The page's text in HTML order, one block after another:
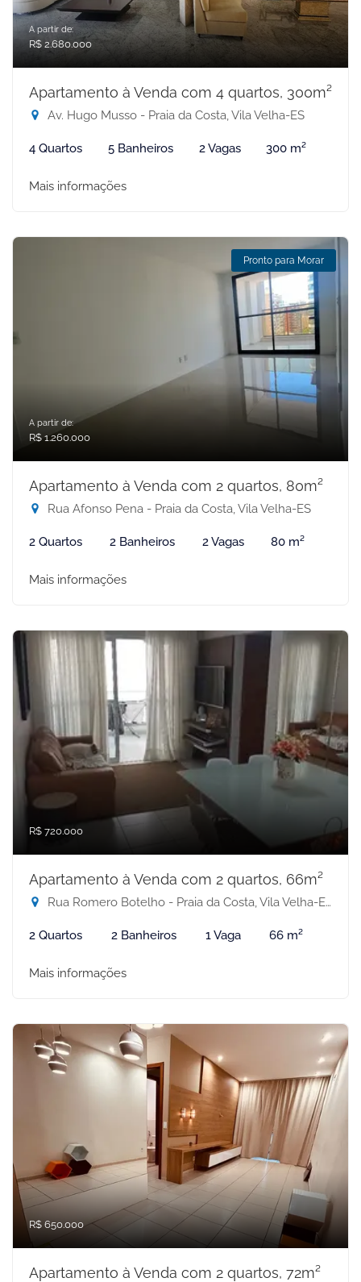
A partir de:
R$ 2.680.000
Apartamento à Venda com 4 quartos, 300m²
Av. Hugo Musso - Praia da Costa, Vila Velha-ES
4 Quartos 5 Banheiros 2 Vagas 300 m²
Mais informações
Pronto para Morar
A partir de:
R$ 1.260.000
Apartamento à Venda com 2 quartos, 80m²
Rua Afonso Pena - Praia da Costa, Vila Velha-ES
2 Quartos 2 Banheiros 2 Vagas 80 m²
Mais informações
R$ 720.000
Apartamento à Venda com 2 quartos, 66m²
Rua Romero Botelho - Praia da Costa, Vila Velha-ES
2 Quartos 2 Banheiros 1 Vaga 66 m²
Mais informações
R$ 650.000
Apartamento à Venda com 2 quartos, 72m²